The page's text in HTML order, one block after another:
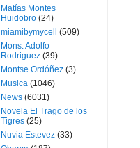
Matías Montes
Huidobro (24)
miamibymycell
(509)
Mons. Adolfo
Rodriguez (39)
Montse Ordóñez (3)
Musica (1046)
News (6031)
Novela El Trago de los
Tigres (25)
Nuvia Estevez (33)